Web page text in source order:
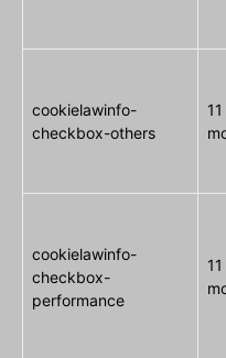
cookielawinfo-
checkbox-others
11
cookielawinfo-
checkbox-
performance
11